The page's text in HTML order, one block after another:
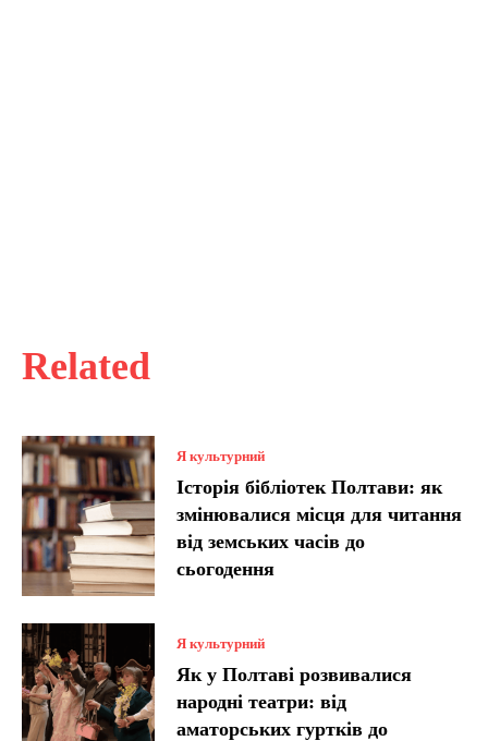
Related
Я культурний
Історія бібліотек Полтави: як
змінювалися місця для читання
від земських часів до
сьогодення
Я культурний
Як у Полтаві розвивалися
народні театри: від
аматорських гуртків до